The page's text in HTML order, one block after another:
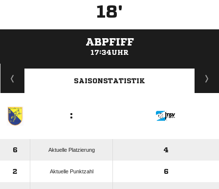
18'
ABPFIFF
17:34UHR
ANZEIGE
SAISONSTATISTIK
:
6 Aktuelle Platzierung 4
2 Aktuelle Punktzahl 6